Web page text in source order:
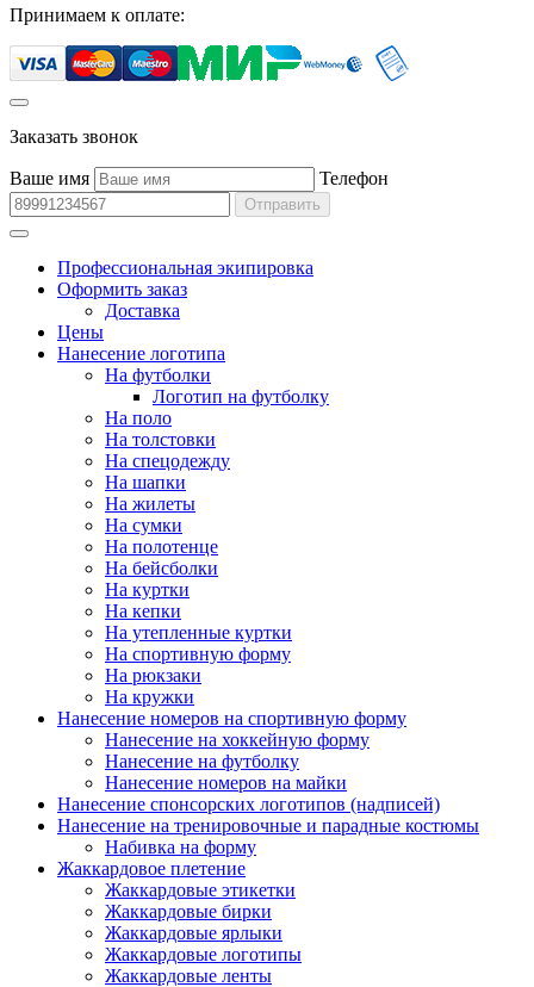
Принимаем к оплате:
Заказать звонок
Ваше имя Телефон
Отправить
Профессиональная экипировка
Оформить заказ
Доставка
Цены
Нанесение логотипа
На футболки
Логотип на футболку
На поло
На толстовки
На спецодежду
На шапки
На жилеты
На сумки
На полотенце
На бейсболки
На куртки
На кепки
На утепленные куртки
На спортивную форму
На рюкзаки
На кружки
Нанесение номеров на спортивную форму
Нанесение на хоккейную форму
Нанесение на футболку
Нанесение номеров на майки
Нанесение спонсорских логотипов (надписей)
Нанесение на тренировочные и парадные костюмы
Набивка на форму
Жаккардовое плетение
Жаккардовые этикетки
Жаккардовые бирки
Жаккардовые ярлыки
Жаккардовые логотипы
Жаккардовые ленты